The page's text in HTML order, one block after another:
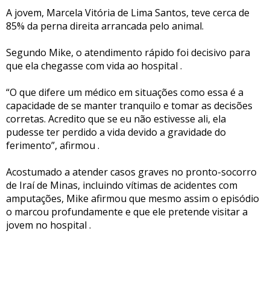
A jovem, Marcela Vitória de Lima Santos, teve cerca de
85% da perna direita arrancada pelo animal.
Segundo Mike, o atendimento rápido foi decisivo para
que ela chegasse com vida ao hospital .
“O que difere um médico em situações como essa é a
capacidade de se manter tranquilo e tomar as decisões
corretas. Acredito que se eu não estivesse ali, ela
pudesse ter perdido a vida devido a gravidade do
ferimento”, afirmou .
Acostumado a atender casos graves no pronto-socorro
de Iraí de Minas, incluindo vítimas de acidentes com
amputações, Mike afirmou que mesmo assim o episódio
o marcou profundamente e que ele pretende visitar a
jovem no hospital .